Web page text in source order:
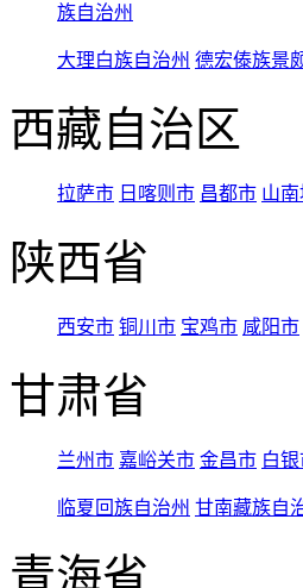
族自治州
大理白族自治州 德宏傣族景
西藏自治区
拉萨市 日喀则市 昌都市 山
陕西省
西安市 铜川市 宝鸡市 咸阳市
甘肃省
兰州市 嘉峪关市 金昌市 白
临夏回族自治州 甘南藏族自
青海省